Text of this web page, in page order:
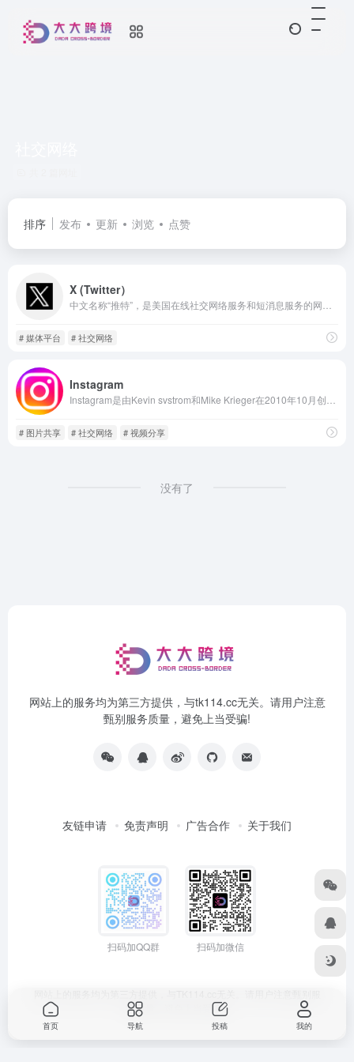
排序 发布 更新 浏览 点赞
X (Twitter）
# 媒体平台 # 社交网络
Instagram
# 图片共享 # 社交网络 # 视频分享
没有了
网站上的服务均为第三方提供，与tk114.cc无关。请用户注意
甄别服务质量，避免上当受骗!
友链申请 免责声明 广告合作 关于我们
扫码加QQ群 扫码加微信
务质量，避免上当受骗!
首页 导航 投稿 我的